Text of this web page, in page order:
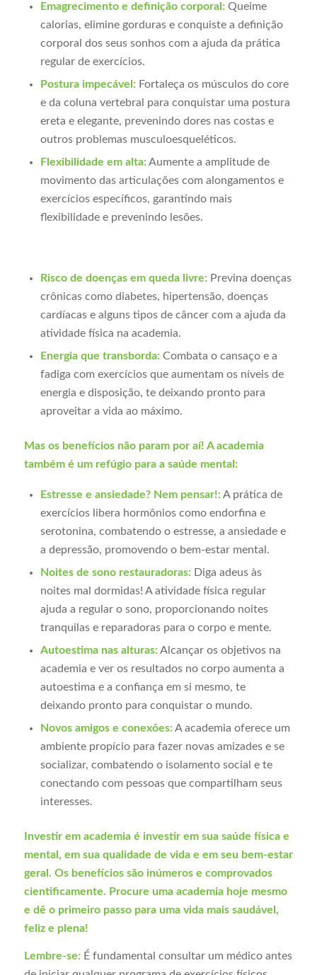
Emagrecimento e definição corporal:Queime
calorias, elimine gorduras e conquiste a definição
corporal dos seus sonhos com a ajuda da prática
regular de exercícios.
Postura impecável:Fortaleça os músculos do core
e da coluna vertebral para conquistar uma postura
ereta e elegante, prevenindo dores nas costas e
outros problemas musculoesqueléticos.
Flexibilidade em alta:Aumente a amplitude de
movimento das articulações com alongamentos e
exercícios específicos, garantindo mais
flexibilidade e prevenindo lesões.
Risco de doenças em queda livre:Previna doenças
crônicas como diabetes, hipertensão, doenças
cardíacas e alguns tipos de câncer com a ajuda da
atividade física na academia.
Energia que transborda:Combata o cansaço e a
fadiga com exercícios que aumentam os níveis de
energia e disposição, te deixando pronto para
aproveitar a vida ao máximo.
Mas os benefícios não param por aí! A academia
também é um refúgio para a saúde mental:
Estresse e ansiedade? Nem pensar!:A prática de
exercícios libera hormônios como endorfina e
serotonina, combatendo o estresse, a ansiedade e
a depressão, promovendo o bem-estar mental.
Noites de sono restauradoras:Diga adeus às
noites mal dormidas! A atividade física regular
ajuda a regular o sono, proporcionando noites
tranquilas e reparadoras para o corpo e mente.
Autoestima nas alturas:Alcançar os objetivos na
academia e ver os resultados no corpo aumenta a
autoestima e a confiança em si mesmo, te
deixando pronto para conquistar o mundo.
Novos amigos e conexões:A academia oferece um
ambiente propício para fazer novas amizades e se
socializar, combatendo o isolamento social e te
conectando com pessoas que compartilham seus
interesses.
Investir em academia é investir em sua saúde física e
mental, em sua qualidade de vida e em seu bem-estar
geral. Os benefícios são inúmeros e comprovados
cientificamente. Procure uma academia hoje mesmo
e dê o primeiro passo para uma vida mais saudável,
feliz e plena!
Lembre-se:É fundamental consultar um médico antes